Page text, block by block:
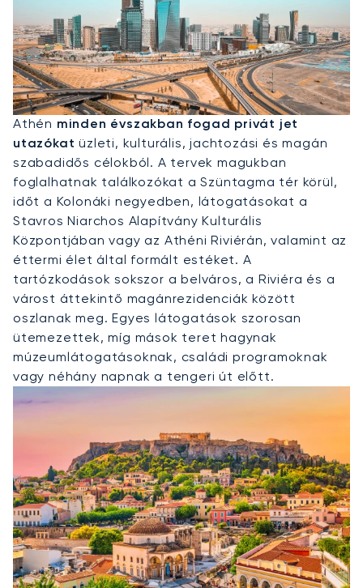
Privát Jet Bérlése Athénba
Athén minden évszakban fogad privát jet
utazókat üzleti, kulturális, jachtozási és magán
szabadidős célokból. A tervek magukban
foglalhatnak találkozókat a Szüntagma tér körül,
időt a Kolonáki negyedben, látogatásokat a
Stavros Niarchos Alapítvány Kulturális
Központjában vagy az Athéni Riviérán, valamint az
éttermi élet által formált estéket. A
tartózkodások sokszor a belváros, a Riviéra és a
várost áttekintő magánrezidenciák között
oszlanak meg. Egyes látogatások szorosan
ütemezettek, míg mások teret hagynak
múzeumlátogatásoknak, családi programoknak
vagy néhány napnak a tengeri út előtt.